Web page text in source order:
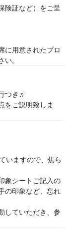
険証など）をご呈
に用意されたプロ
。
つき♬
をご説明致しま
いますので、焦ら
象シートご記入の
の印象など、忘れ
していただき、参